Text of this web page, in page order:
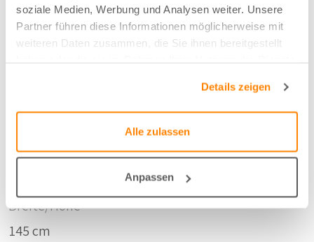
soziale Medien, Werbung und Analysen weiter. Unsere
Partner führen diese Informationen möglicherweise mit
weiteren Daten zusammen, die Sie ihnen bereitgestellt
Details zeigen
Alle zulassen
Anpassen
Nachhaltige Baumwolle (BCI)
Stroh - 14
Breite/Höhe
145 cm